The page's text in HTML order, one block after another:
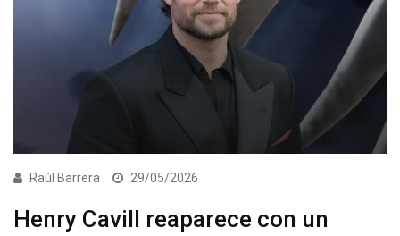
Raúl Barrera 29/05/2026
Henry Cavill reaparece con un